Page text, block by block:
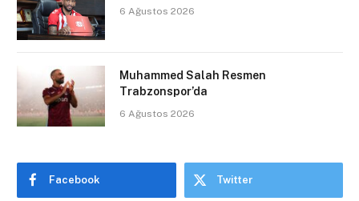
6 Ağustos 2026
Muhammed Salah Resmen
Trabzonspor’da
6 Ağustos 2026
Facebook Twitter